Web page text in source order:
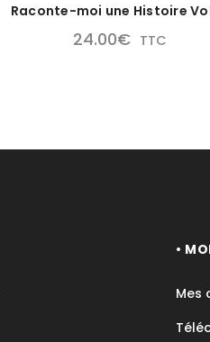
Raconte-moi une Histoire
24.00€ TTC
•
Mes